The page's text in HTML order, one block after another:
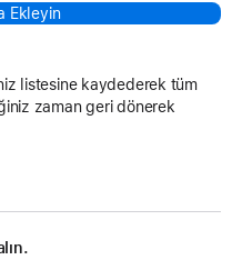
Ekleyin
listesine kaydederek tüm
zaman geri dönerek